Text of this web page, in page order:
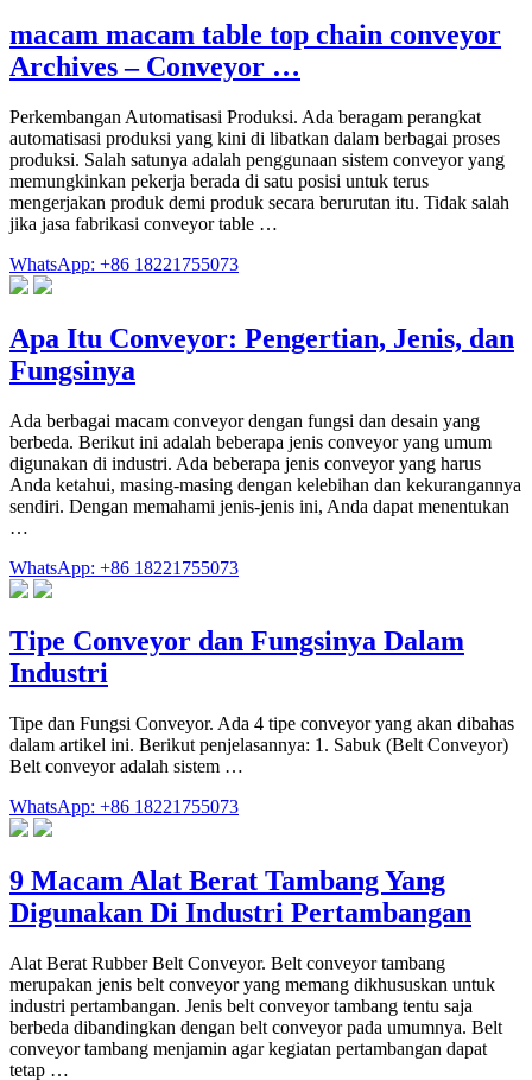
macam macam table top chain conveyor
Archives – Conveyor …
Perkembangan Automatisasi Produksi. Ada beragam perangkat
automatisasi produksi yang kini di libatkan dalam berbagai proses
produksi. Salah satunya adalah penggunaan sistem conveyor yang
memungkinkan pekerja berada di satu posisi untuk terus
mengerjakan produk demi produk secara berurutan itu. Tidak salah
jika jasa fabrikasi conveyor table …
WhatsApp: +86 18221755073
Apa Itu Conveyor: Pengertian, Jenis, dan
Fungsinya
Ada berbagai macam conveyor dengan fungsi dan desain yang
berbeda. Berikut ini adalah beberapa jenis conveyor yang umum
digunakan di industri. Ada beberapa jenis conveyor yang harus
Anda ketahui, masing-masing dengan kelebihan dan kekurangannya
sendiri. Dengan memahami jenis-jenis ini, Anda dapat menentukan
…
WhatsApp: +86 18221755073
Tipe Conveyor dan Fungsinya Dalam
Industri
Tipe dan Fungsi Conveyor. Ada 4 tipe conveyor yang akan dibahas
dalam artikel ini. Berikut penjelasannya: 1. Sabuk (Belt Conveyor)
Belt conveyor adalah sistem …
WhatsApp: +86 18221755073
9 Macam Alat Berat Tambang Yang
Digunakan Di Industri Pertambangan
Alat Berat Rubber Belt Conveyor. Belt conveyor tambang
merupakan jenis belt conveyor yang memang dikhususkan untuk
industri pertambangan. Jenis belt conveyor tambang tentu saja
berbeda dibandingkan dengan belt conveyor pada umumnya. Belt
conveyor tambang menjamin agar kegiatan pertambangan dapat
tetap …